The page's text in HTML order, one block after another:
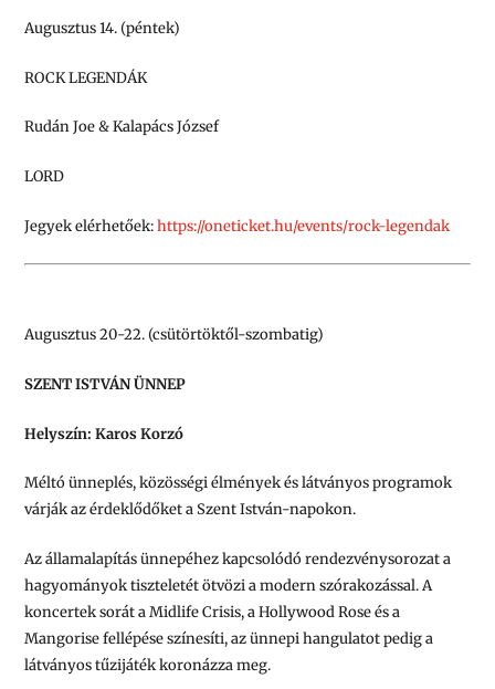
Augusztus 14. (péntek)
ROCK LEGENDÁK
Rudán Joe & Kalapács József
LORD
Jegyek elérhetőek:https://oneticket.hu/events/rock-legendak
Augusztus 20-22. (csütörtöktől-szombatig)
SZENT ISTVÁN ÜNNEP
Helyszín: Karos Korzó
Méltó ünneplés, közösségi élmények és látványos programok
várják az érdeklődőket a Szent István-napokon.
Az államalapítás ünnepéhez kapcsolódó rendezvénysorozat a
hagyományok tiszteletét ötvözi a modern szórakozással. A
koncertek sorát a Midlife Crisis, a Hollywood Rose és a
Mangorise fellépése színesíti, az ünnepi hangulatot pedig a
látványos tűzijáték koronázza meg.